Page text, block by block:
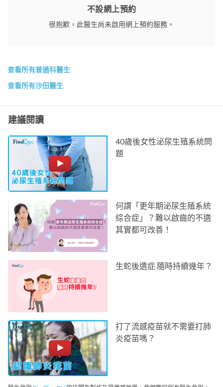
不設網上預約
很抱歉，此醫生尚未啟用網上預約服務。
查看所有普通科醫生
查看所有沙田醫生
建議閱讀
40歲後女性泌尿生殖系統問
題
何謂「更年期泌尿生殖系統
綜合症」？難以啟齒的不適
其實都可改善！
生蛇後遺症 隨時持續幾年？
打了流感疫苗就不需要打肺
炎疫苗嗎？